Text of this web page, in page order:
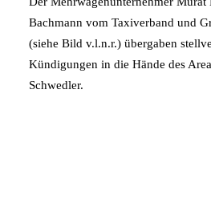
Bachmann vom Taxiverband und
(siehe Bild v.l.n.r.) übergaben
Kündigungen in die Hände des
Schwedler.